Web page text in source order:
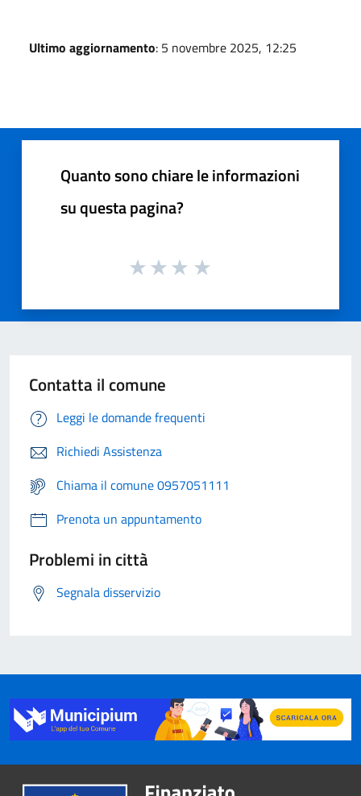
Ultimo aggiornamento: 5 novembre 2025, 12:25
Quanto sono chiare le informazioni
su questa pagina?
Contatta il comune
Leggi le domande frequenti
Richiedi Assistenza
Chiama il comune 0957051111
Prenota un appuntamento
Problemi in città
Segnala disservizio